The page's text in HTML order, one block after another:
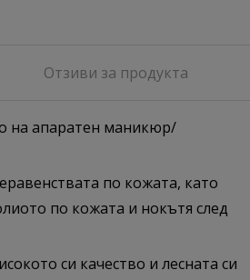
Отзиви за продукта
на апаратен маникюр/
по кожата, като
по кожата и нокътя след
си качество и лесната си